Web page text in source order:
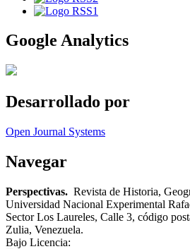
Google Analytics
Desarrollado por
Open Journal Systems
Navegar
Perspectivas. Revista de Historia,
Universidad Nacional Experimental
Sector Los Laureles, Calle 3, código
Zulia, Venezuela.
Bajo Licencia: